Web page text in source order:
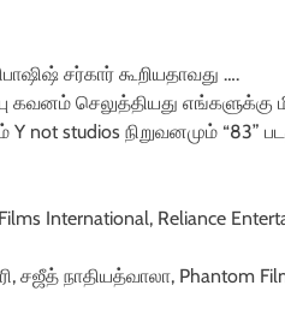
சர்கார் கூறியதாவது ….
செலுத்தியது எங்களுக்கு
Y not studios நிறுவனமும் “83”
International, Reliance
சஜீத் நாதியத்வாலா, Phantom